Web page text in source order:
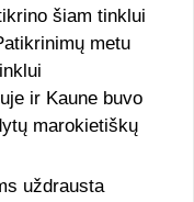
šiam tinklui
metu
ir Kaune buvo
marokietiškų
uždrausta